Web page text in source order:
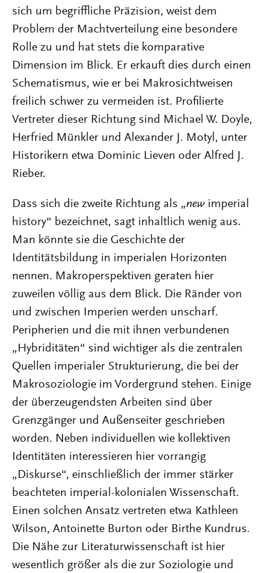
sich um begriffliche Präzision, weist dem
Problem der Machtverteilung eine besondere
Rolle zu und hat stets die komparative
Dimension im Blick. Er erkauft dies durch einen
Schematismus, wie er bei Makrosichtweisen
freilich schwer zu vermeiden ist. Profilierte
Vertreter dieser Richtung sind Michael W. Doyle,
Herfried Münkler und Alexander J. Motyl, unter
Historikern etwa Dominic Lieven oder Alfred J.
Rieber.
Dass sich die zweite Richtung als „new imperial
history“ bezeichnet, sagt inhaltlich wenig aus.
Man könnte sie die Geschichte der
Identitätsbildung in imperialen Horizonten
nennen. Makroperspektiven geraten hier
zuweilen völlig aus dem Blick. Die Ränder von
und zwischen Imperien werden unscharf.
Peripherien und die mit ihnen verbundenen
„Hybriditäten“ sind wichtiger als die zentralen
Quellen imperialer Strukturierung, die bei der
Makrosoziologie im Vordergrund stehen. Einige
der überzeugendsten Arbeiten sind über
Grenzgänger und Außenseiter geschrieben
worden. Neben individuellen wie kollektiven
Identitäten interessieren hier vorrangig
„Diskurse“, einschließlich der immer stärker
beachteten imperial-kolonialen Wissenschaft.
Einen solchen Ansatz vertreten etwa Kathleen
Wilson, Antoinette Burton oder Birthe Kundrus.
Die Nähe zur Literaturwissenschaft ist hier
wesentlich größer als die zur Soziologie und